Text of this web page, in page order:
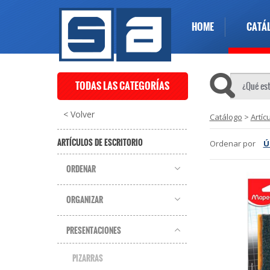
HOME
TODAS LAS CATEGORÍAS
< Volver
ARTÍCULOS DE ESCRITORIO
ORDENAR
ORGANIZAR
PRESENTACIONES
PIZARRAS
Catálogo >
Ordenar por